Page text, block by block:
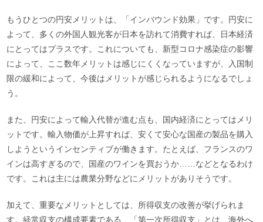
もうひとつの円安メリットは、「インバウンド効果」です。円安に
よって、多くの外国人観光客が日本を訪れて消費すれば、日本経済
にとってはプラスです。これについても、新型コロナ感染症の影響
によって、ここ数年メリットは感じにくくなっていますが、入国制
限の緩和によって、今後はメリットが感じられるようになるでしょ
う。
また、円安によって輸入代替が進む点も、国内経済にとってはメリ
ットです。輸入物価が上昇すれば、安くて安心な国産の製品を購入
しようというインセンティブが働きます。たとえば、フランスのワ
インは高すぎるので、国産のワインを買おうか……などとなるわけ
です。これは主には農業分野などにメリットがありそうです。
加えて、重要なメリットとしては、所得収支の改善が挙げられま
す。経常収支の構成要素である、「第一次所得収支」とは、海外へ